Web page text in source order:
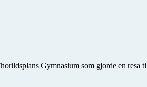
Gymnasium som gjorde en